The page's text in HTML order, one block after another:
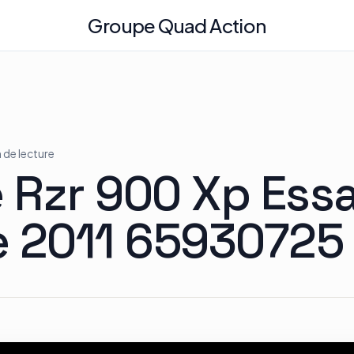
Groupe Quad Action
de lecture
900 Xp
2011 65930725